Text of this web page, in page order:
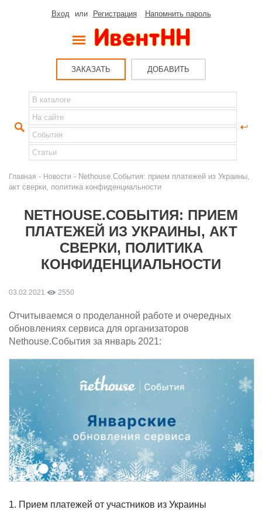
Вход или Регистрация Напомнить пароль
ЗАКАЗАТЬ ДОБАВИТЬ
Главная - Новости - Nethouse.События: прием платежей из Украины,
акт сверки, политика конфиденциальности
NETHOUSE.СОБЫТИЯ: ПРИЕМ
ПЛАТЕЖЕЙ ИЗ УКРАИНЫ, АКТ
СВЕРКИ, ПОЛИТИКА
КОНФИДЕНЦИАЛЬНОСТИ
03.02.2021 2550
Отчитываемся о проделанной работе и очередных
обновлениях сервиса для организаторов
Nethouse.События за январь 2021:
1. Прием платежей от участников из Украины